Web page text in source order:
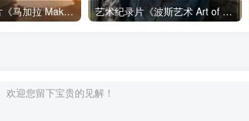
社会生活纪录片《马加拉 Makala》下载 艺术纪录片《波斯艺术 Art of Persia》下载